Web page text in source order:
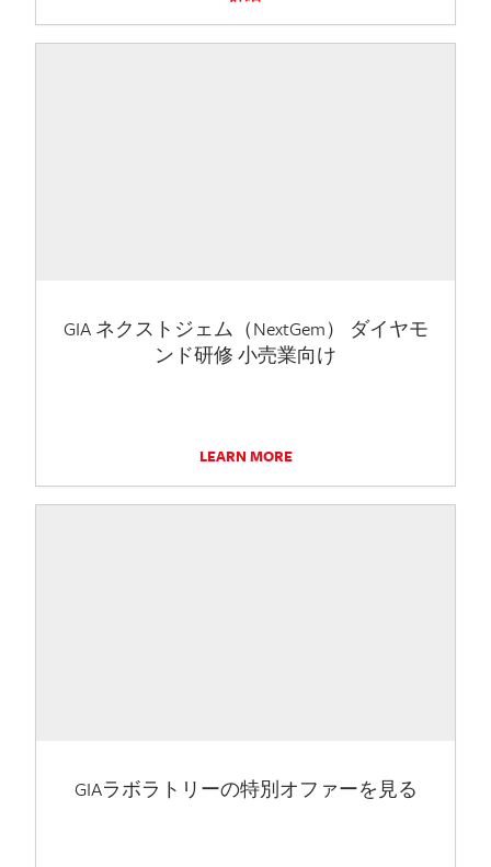
GIA ネクストジェム（NextGem） ダイヤモ
ンド研修 小売業向け
LEARN MORE
GIAラボラトリーの特別オファーを見る